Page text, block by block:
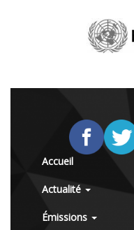
Accueil
Actualité
Émissions